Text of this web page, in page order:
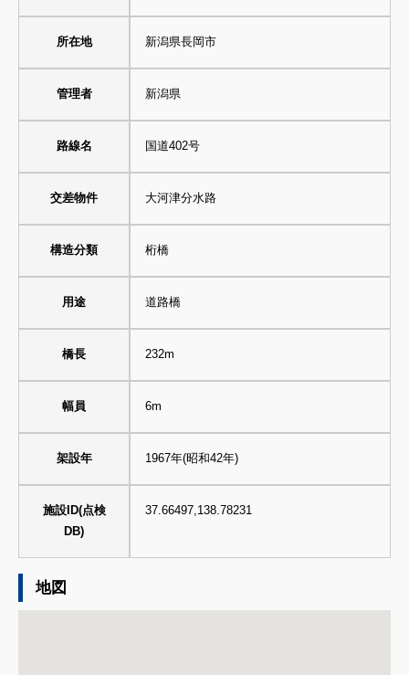
所在地 新潟県長岡市
管理者 新潟県
路線名 国道402号
交差物件 大河津分水路
構造分類 桁橋
用途 道路橋
橋長 232m
幅員 6m
架設年 1967年(昭和42年)
施設ID(点検
DB)
37.66497,138.78231
地図